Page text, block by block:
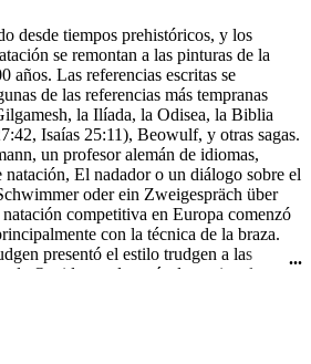
desde tiempos prehistóricos, y los
se remontan a las pinturas de la
años. Las referencias escritas se
de las referencias más tempranas
la Ilíada, la Odisea, la Biblia
Isaías 25:11), Beowulf, y otras sagas.
un profesor alemán de idiomas,
El nadador o un diálogo sobre el
oder ein Zweigespräch über
competitiva en Europa comenzó
con la técnica de la braza.
presentó el estilo trudgen a las
de Occidente, después de copiar el estilo
americanos. Debido a la indiferencia
Trudgen empleó una patada de tijera
crol. La natación formó parte de los
modernos en 1896 en Atenas. En 1902